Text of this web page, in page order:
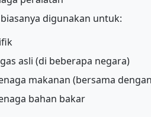
biasanya digunakan untuk:
asli (di beberapa negara)
makanan (bersama
bahan bakar